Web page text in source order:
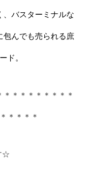
、バスターミナルな
包んでも売られる庶
ド。
＊＊＊＊＊＊＊＊
＊＊＊＊
☆